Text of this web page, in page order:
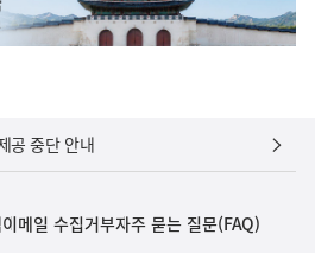
공 중단 안내
이메일 수집거부자주 묻는 질문(FAQ)